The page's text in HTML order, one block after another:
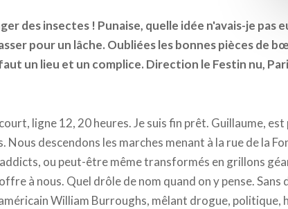
des insectes ! Punaise, quelle idée n'avais-je pas
pour un lâche. Oubliées les bonnes pièces de
un lieu et un complice. Direction le Festin nu,
ligne 12, 20 heures. Je suis fin prêt. Guillaume, est
Nous descendons les marches menant à la rue de la
ou peut-être même transformés en grillons
à nous. Quel drôle de nom quand on y pense.
William Burroughs, mêlant drogue, politique,